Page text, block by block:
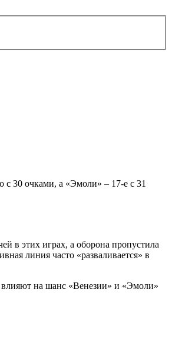
с 30 очками, а «Эмоли» – 17‑е с 31
в этих играх, а оборона пропустила
линия часто «разваливается» в
влияют на шанс «Венезии» и «Эмоли»